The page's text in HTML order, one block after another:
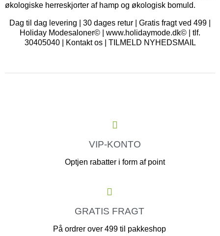
økologiske herreskjorter af hamp og økologisk bomuld.
Dag til dag levering | 30 dages retur | Gratis fragt ved 499 |
Holiday Modesaloner© | www.holidaymode.dk© | tlf.
30405040 |
Kontakt os| TILMELD NYHEDSMAIL
VIP-KONTO
Optjen rabatter i form af point
GRATIS FRAGT
På ordrer over 499 til pakkeshop